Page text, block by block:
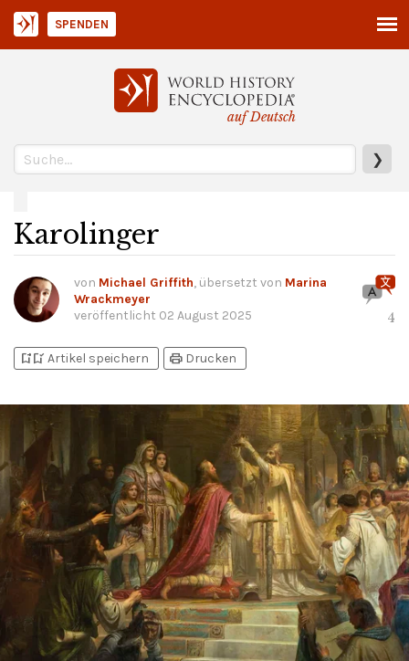
auf Deutsch
❯
SPENDEN
Karolinger
von Michael Griffith, übersetzt von Marina
Wrackmeyer
veröffentlicht 02 August 2025 4
bookmark_addbookmark_added Artikel speichern print Drucken